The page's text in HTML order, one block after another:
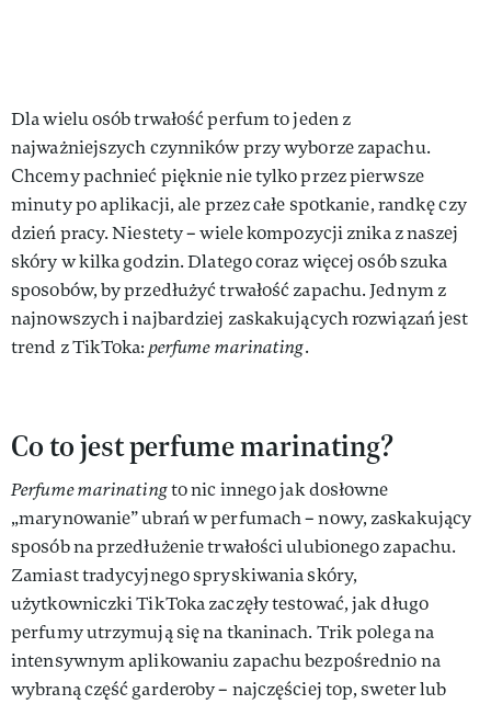
Dla wielu osób trwałość perfum to jeden z
najważniejszych czynników przy wyborze zapachu.
Chcemy pachnieć pięknie nie tylko przez pierwsze
minuty po aplikacji, ale przez całe spotkanie, randkę czy
dzień pracy. Niestety – wiele kompozycji znika z naszej
skóry w kilka godzin. Dlatego coraz więcej osób szuka
sposobów, by przedłużyć trwałość zapachu. Jednym z
najnowszych i najbardziej zaskakujących rozwiązań jest
trend z TikToka: perfume marinating.
Co to jest perfume marinating?
Perfume marinatingto nic innego jak dosłowne
„marynowanie” ubrań w perfumach – nowy, zaskakujący
sposób na przedłużenie trwałości ulubionego zapachu.
Zamiast tradycyjnego spryskiwania skóry,
użytkowniczki TikToka zaczęły testować, jak długo
perfumy utrzymują się na tkaninach. Trik polega na
intensywnym aplikowaniu zapachu bezpośrednio na
wybraną część garderoby – najczęściej top, sweter lub